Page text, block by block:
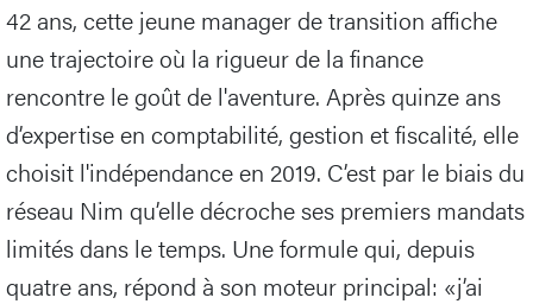
42 ans, cette jeune manager de transition affiche
une trajectoire où la rigueur de la finance
rencontre le goût de l'aventure. Après quinze ans
d’expertise en comptabilité, gestion et fiscalité, elle
choisit l'indépendance en 2019. C’est par le biais du
réseau Nim qu’elle décroche ses premiers mandats
limités dans le temps. Une formule qui, depuis
quatre ans, répond à son moteur principal: «j’ai